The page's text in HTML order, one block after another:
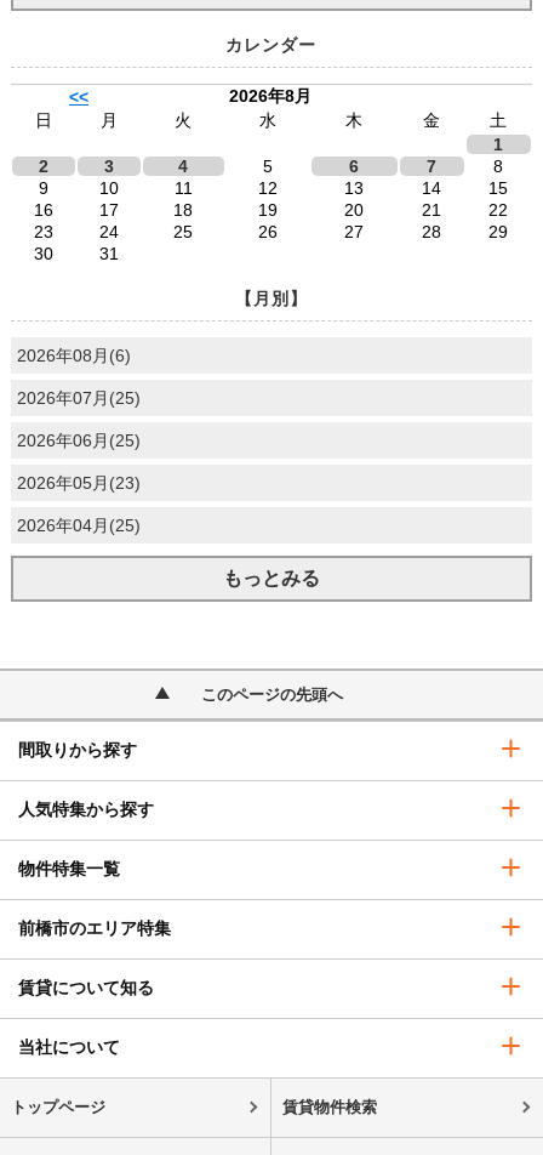
カレンダー
<<
2026年8月
日
月 火 水 木 金
土
1
2
3 4 5 6 7
8
9
10 11 12 13 14
15
16
17 18 19 20 21
22
23
24 25 26 27 28
29
30
31
【月別】
2026年08月(6)
2026年07月(25)
2026年06月(25)
2026年05月(23)
2026年04月(25)
もっとみる
このページの先頭へ
間取りから探す
人気特集から探す
物件特集一覧
前橋市のエリア特集
賃貸について知る
当社について
トップページ 賃貸物件検索